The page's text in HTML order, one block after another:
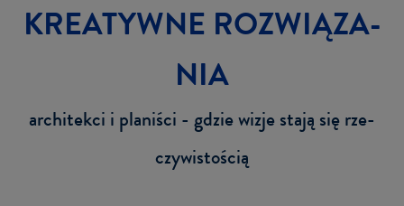
KRE­ATYW­NE ROZ­WIĄ­ZA­
NIA
ar­chi­tek­ci i pla­ni­ści - gdzie wizje stają się rze­
czy­wi­sto­ścią